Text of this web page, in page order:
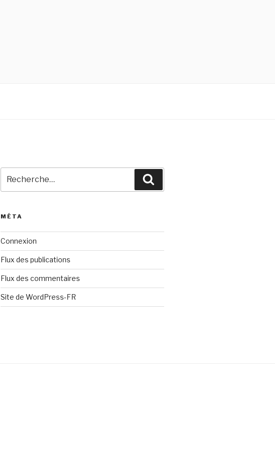
MÉTA
Connexion
Flux des publications
Flux des commentaires
Site de WordPress-FR